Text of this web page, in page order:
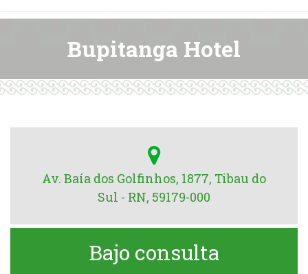
Bupitanga Hotel
Av. Baía dos Golfinhos, 1877, Tibau do
Sul - RN, 59179-000
Bajo consulta